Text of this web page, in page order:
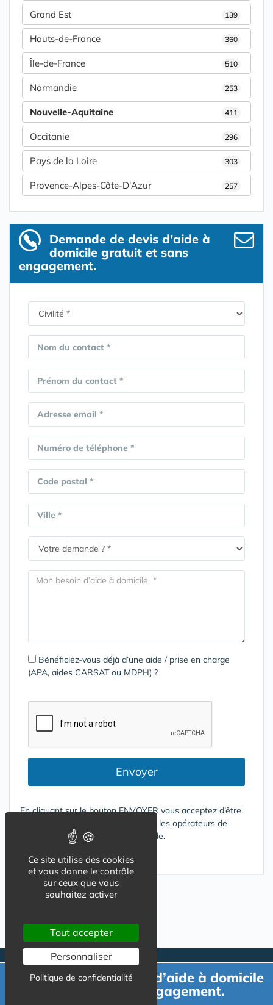
Grand Est 139
Hauts-de-France 360
Île-de-France 510
Normandie 253
Nouvelle-Aquitaine 411
Occitanie 296
Pays de la Loire 303
Provence-Alpes-Côte-D'Azur 257
Demande de devis d’aide à
domicile gratuit et sans
engagement.
Nom du contact *
Prénom du contact *
Adresse email *
Numéro de téléphone *
Code postal *
Ville *
Bénéficiez-vous déjà d’une aide / prise en charge
(APA, aides CARSAT ou MDPH) ?
Envoyer
En cliquant sur le bouton ENVOYER vous acceptez d’être
contacté par mail ou téléphone par les opérateurs de
services répondant à votre demande.
Conditions d'utilisation
Demande de devis d’aide à domicile
gratuit et sans engagement.
Ce site utilise des cookies
et vous donne le contrôle
sur ceux que vous
souhaitez activer
Tout accepter
Personnaliser
Politique de confidentialité